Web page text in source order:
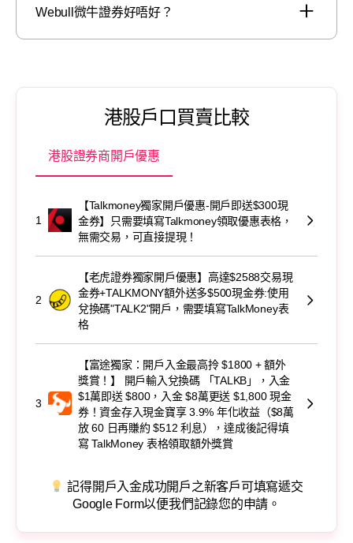
Webull微牛證券好唔好？
港股戶口買賣比較
港股證券商開戶優惠
1
【Talkmoney獨家開戶優惠-開戶即送$300現
金券】只需要填寫Talkmoney領取優惠表格，
無需交易，可直接提現！
2
【老虎證券獨家開戶優惠】高達$2588交易現
金券+TALKMONY額外送多$500現金券:使用
兌換碼"TALK2"開戶，需要填寫TalkMoney表
格
3
【富途獨家：開戶入金最高拎 $1800 + 額外
獎賞！】 開戶輸入兌換碼 「TALKB」，入金
$1萬即送 $800，入金 $8萬更送 $1,800 現金
券！資金存入現金寶享 3.9% 年化收益（$8萬
放 60 日再賺約 $512 利息），達成後記得填
寫 TalkMoney 表格領取額外獎賞
記得開戶入金成功開戶之新客戶可填寫遞交
Google Form以便我們記錄您的申請。